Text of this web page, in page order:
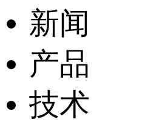
新闻
产品
技术